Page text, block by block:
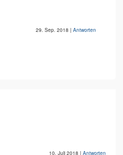
29. Sep. 2018 | Antworten
10. Juli 2018 | Antworten